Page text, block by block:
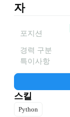
자
포지션
경력 구분
특이사항
스킬
Python